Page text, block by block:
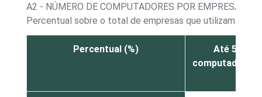
A2 - NÚMERO DE COMPUTADORES POR EMPRESA
Percentual sobre o total de empresas que utilizam
Percentual (%)
Até 5
computadores